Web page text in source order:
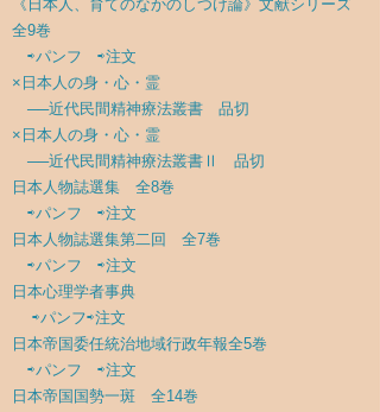
《日本人、育てのなかのしつけ論》文献シリーズ
全9巻
⇨パンフ ⇨注文
×日本人の身・心・霊
──近代民間精神療法叢書 品切
×日本人の身・心・霊
──近代民間精神療法叢書Ⅱ 品切
日本人物誌選集 全8巻
⇨パンフ ⇨注文
日本人物誌選集第二回 全7巻
⇨パンフ ⇨注文
日本心理学者事典
⇨パンフ⇨注文
日本帝国委任統治地域行政年報全5巻
⇨パンフ ⇨注文
日本帝国国勢一斑 全14巻